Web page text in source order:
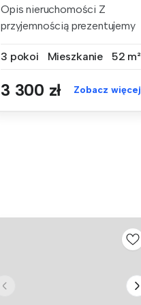
Opis nieruchomości Z
przyjemnością prezentujemy
3 pokoi
Mieszkanie 52 m²
3 300 zł Zobacz więcej